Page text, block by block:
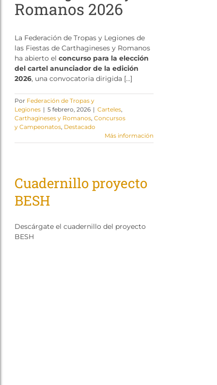
Romanos 2026
La Federación de Tropas y Legiones de
las Fiestas de Carthagineses y Romanos
ha abierto el concurso para la elección
del cartel anunciador de la edición
2026, una convocatoria dirigida […]
Por Federación de Tropas y
Legiones | 5 febrero, 2026 | Carteles
Carthagineses y Romanos Concursos
y Campeonatos Destacado
Más información
Cuadernillo proyecto
BESH
Descárgate el cuadernillo del proyecto
BESH